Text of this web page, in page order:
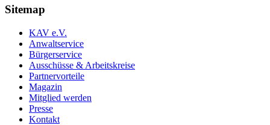
Sitemap
KAV e.V.
Anwaltservice
Bürgerservice
Ausschüsse & Arbeitskreise
Partnervorteile
Magazin
Mitglied werden
Presse
Kontakt